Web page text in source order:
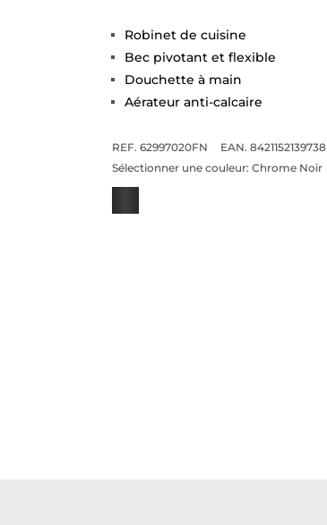
Robinet de cuisine
Bec pivotant et flexible
Douchette à main
Aérateur anti-calcaire
REF. 62997020FN
EAN. 8421152139738
Sélectionner une couleur: Chrome Noir